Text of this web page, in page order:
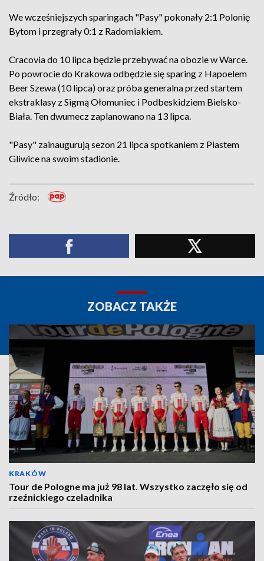
We wcześniejszych sparingach "Pasy" pokonały 2:1 Polonię
Bytom i przegrały 0:1 z Radomiakiem.
Cracovia do 10 lipca będzie przebywać na obozie w Warce.
Po powrocie do Krakowa odbędzie się sparing z Hapoelem
Beer Szewa (10 lipca) oraz próba generalna przed startem
ekstraklasy z Sigmą Ołomuniec i Podbeskidziem Bielsko-
Biała. Ten dwumecz zaplanowano na 13 lipca.
"Pasy" zainaugurują sezon 21 lipca spotkaniem z Piastem
Gliwice na swoim stadionie.
Źródło:
ZOBACZ TAKŻE
KRAKÓW
Tour de Pologne ma już 98 lat. Wszystko zaczęło się od
rzeźnickiego czeladnika